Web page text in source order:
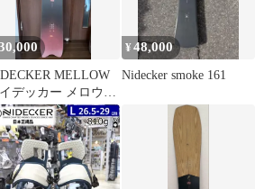
MELLOW
デッカー メロウ
¥48,000
Nidecker smoke 161